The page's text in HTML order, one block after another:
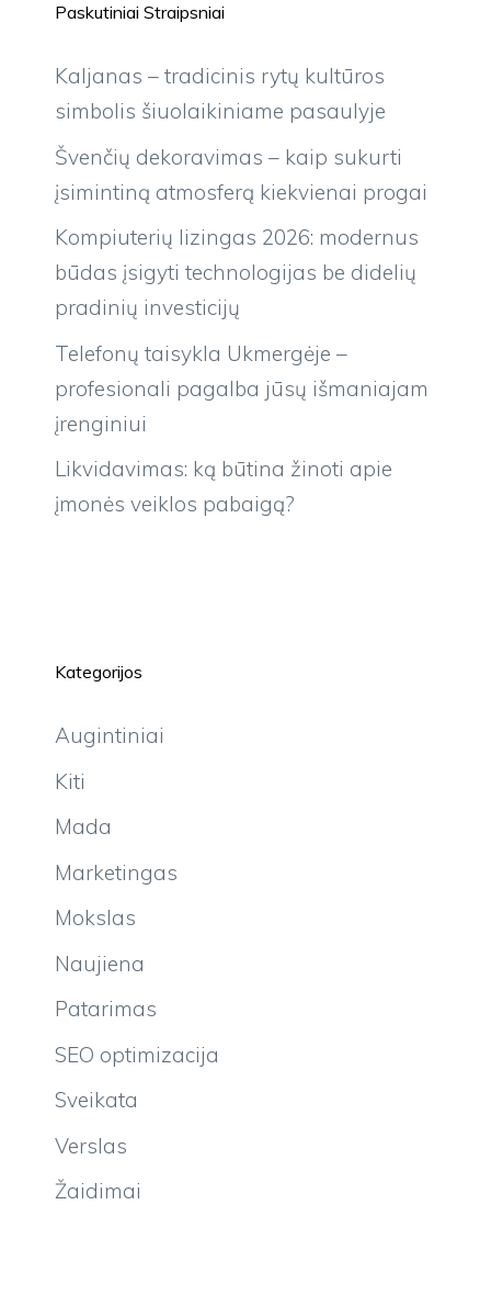
Paskutiniai Straipsniai
Kaljanas – tradicinis rytų kultūros
simbolis šiuolaikiniame pasaulyje
Švenčių dekoravimas – kaip sukurti
įsimintiną atmosferą kiekvienai progai
Kompiuterių lizingas 2026: modernus
būdas įsigyti technologijas be didelių
pradinių investicijų
Telefonų taisykla Ukmergėje –
profesionali pagalba jūsų išmaniajam
įrenginiui
Likvidavimas: ką būtina žinoti apie
įmonės veiklos pabaigą?
Kategorijos
Augintiniai
Kiti
Mada
Marketingas
Mokslas
Naujiena
Patarimas
SEO optimizacija
Sveikata
Verslas
Žaidimai